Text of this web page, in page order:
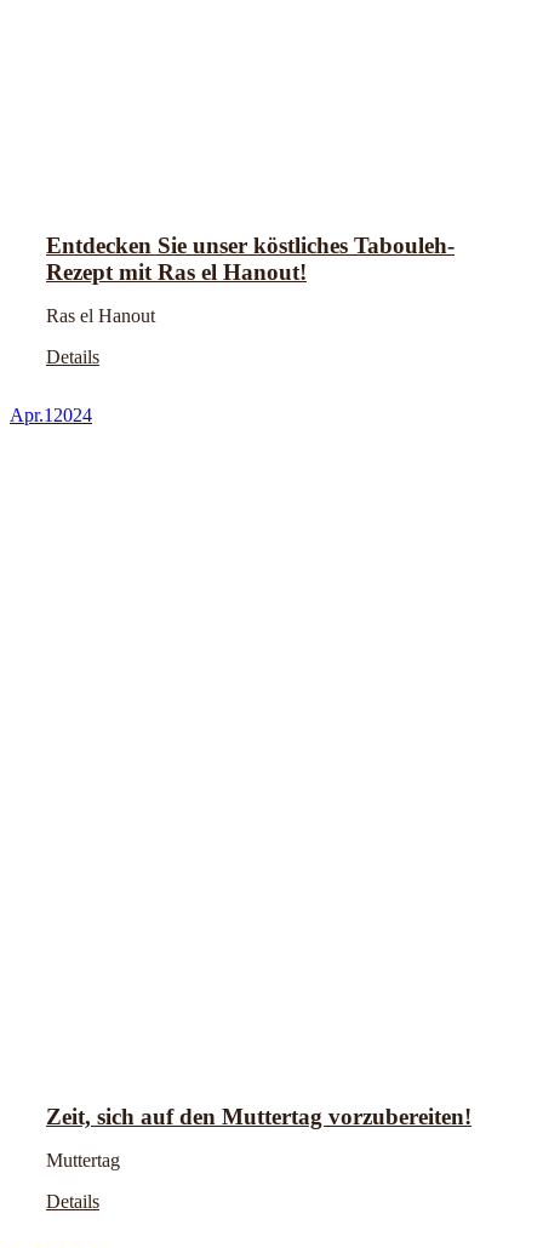
Entdecken Sie unser köstliches Tabouleh-
Rezept mit Ras el Hanout!
Ras el Hanout
Details
Apr.1 2024
Zeit, sich auf den Muttertag vorzubereiten!
Muttertag
Details